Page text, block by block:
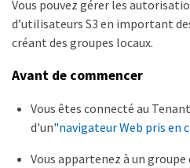
Vous pouvez gérer les
d’utilisateurs S3 en important
créant des groupes locaux.
Avant de commencer
Vous êtes connecté au
d'un"navigateur Web pris en
Vous appartenez à un